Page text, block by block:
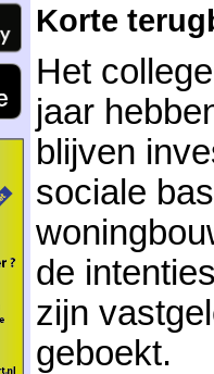
Korte
Het
jaar
blijven
sociale
de
zijn
geboekt.